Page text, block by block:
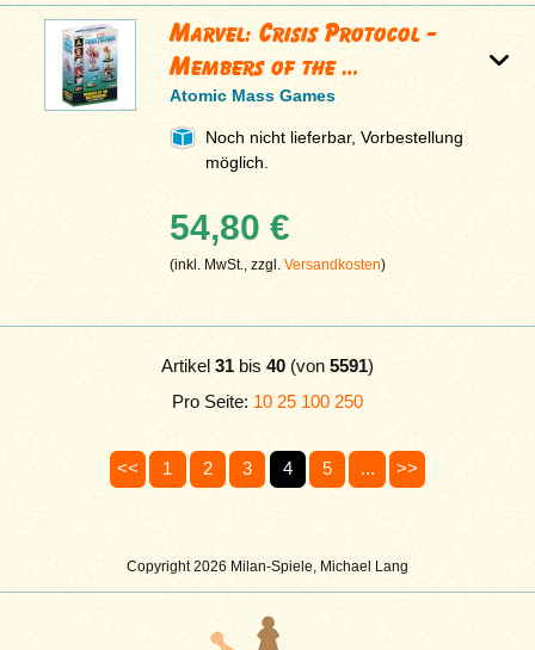
Copyright 2026 Milan-Spiele, Michael Lang
Marvel: Crisis Protocol -
Members of the …
Atomic Mass Games
Noch nicht lieferbar, Vorbestellung
möglich.
54,80 €
(inkl. MwSt., zzgl.Versandkosten)
Artikel 31 bis 40 (von 5591)
Pro Seite: 10 25 100 250
<< 1 2 3 4 5 ... >>